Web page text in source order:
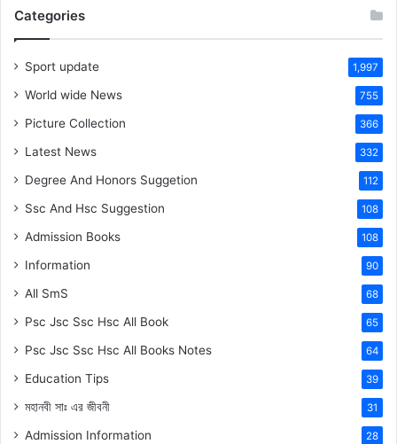
Categories
Sport update 1,997
World wide News 755
Picture Collection 366
Latest News 332
Degree And Honors Suggetion 112
Ssc And Hsc Suggestion 108
Admission Books 108
Information 90
All SmS 68
Psc Jsc Ssc Hsc All Book 65
Psc Jsc Ssc Hsc All Books Notes 64
Education Tips 39
মহানবী সাঃ এর জীবনী 31
Admission Information 28